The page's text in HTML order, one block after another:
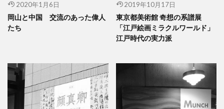
2020年1月6日
岡山と中国 交流のあった偉人
たち
2019年10月17日
東京都美術館 奇想の系譜展
「江戸絵画ミラクルワールド」
江戸時代の実力派